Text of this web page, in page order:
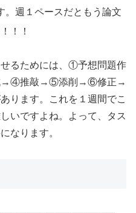
。週１ペースだともう論文
！！
るためには、①予想問題作
→④推敲→⑤添削→⑥修正→
ります。これを１週間でこ
いですよね。よって、タス
なります。